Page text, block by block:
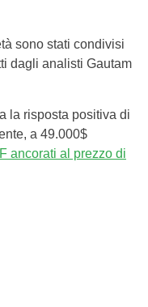
sono stati condivisi
dagli analisti Gautam
la risposta positiva di
a 49.000$
ancorati al prezzo di